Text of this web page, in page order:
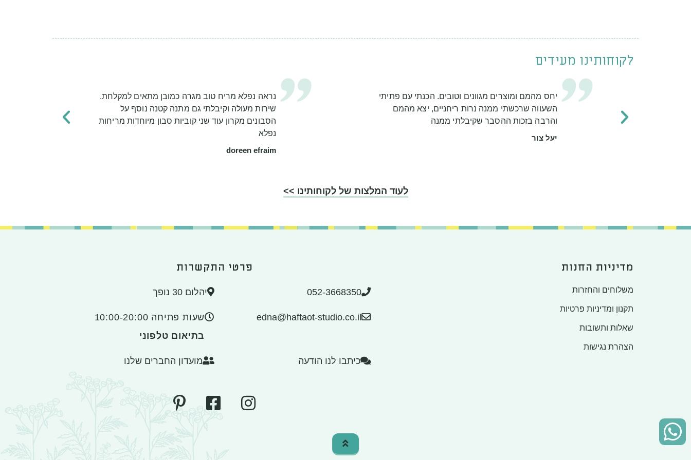
לקוחותינו מעידים
יחס מהמם ומוצרים מגוונים וטובים. הכנתי עם פתיתי
השעווה שרכשתי ממנה נרות ריחניים, יצא מהמם
והרבה בזכות ההסבר שקיבלתי ממנה
יעל צור
נראה נפלא מריח טוב מגרה כמובן מתאים למקלחת.
שירות מעולה וקיבלתי גם מתנה קטנה נוסף על
הסבונים מקרון עוד שני קוביות סבון מיוחדות מריחות
נפלא
doreen efraim
לעוד המלצות של לקוחותינו >>
מדיניות החנות
משלוחים והחזרות
תקנון ומדיניות פרטיות
שאלות ותשובות
הצהרת נגישות
פרטי התקשרות
052-3668350 יהלום 30 נופך
edna@haftaot-studio.co.il
שעות פתיחה 10:00-20:00
בתיאום טלפוני
כיתבו לנו הודעה מועדון החברים שלנו